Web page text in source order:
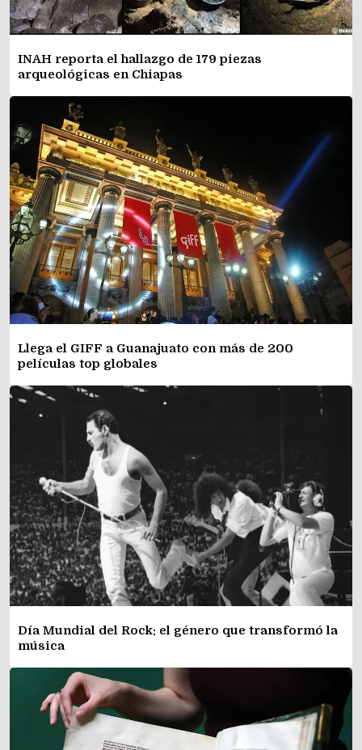
INAH reporta el hallazgo de 179 piezas
arqueológicas en Chiapas
Llega el GIFF a Guanajuato con más de 200
películas top globales
Día Mundial del Rock: el género que transformó la
música